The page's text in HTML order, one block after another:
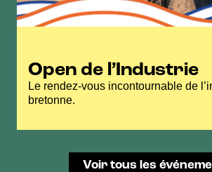
Open de l’Industrie
Le rendez-vous incontournable de
bretonne.
Voir tous les